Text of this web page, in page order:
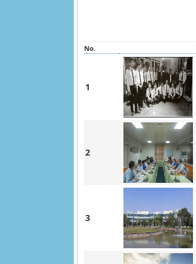
No.
1
2
3